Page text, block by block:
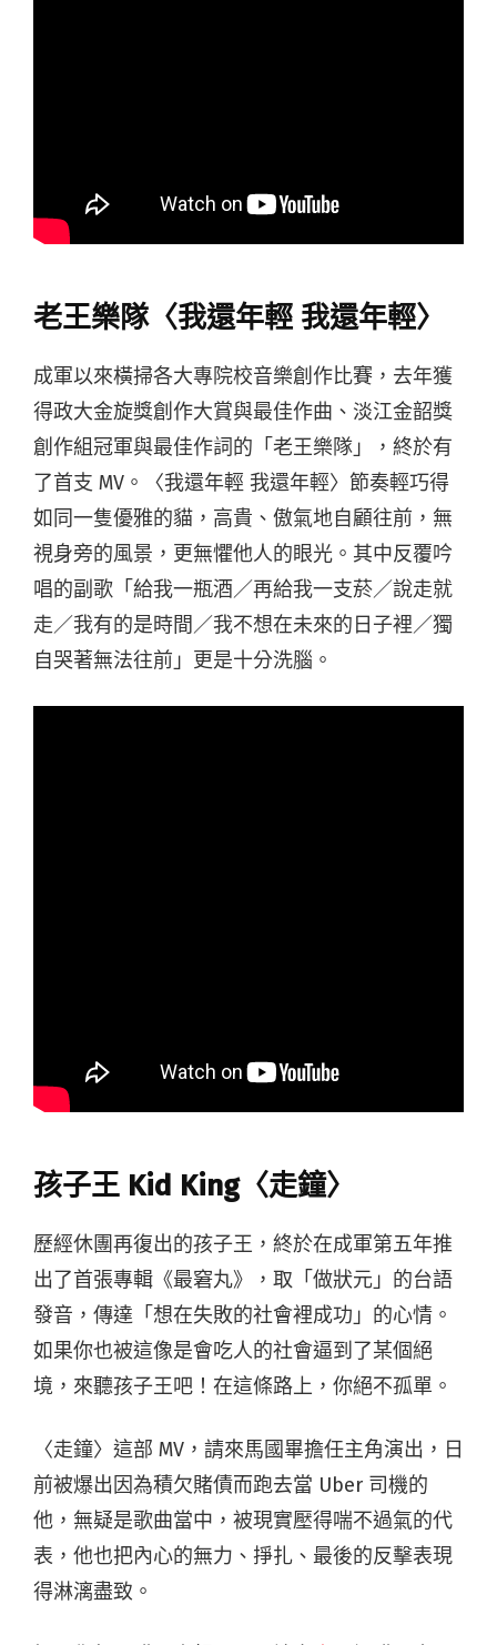
老王樂隊〈我還年輕 我還年輕〉
成軍以來橫掃各大專院校音樂創作比賽，去年獲
得政大金旋獎創作大賞與最佳作曲、淡江金韶獎
創作組冠軍與最佳作詞的「老王樂隊」，終於有
了首支 MV。〈我還年輕 我還年輕〉節奏輕巧得
如同一隻優雅的貓，高貴、傲氣地自顧往前，無
視身旁的風景，更無懼他人的眼光。其中反覆吟
唱的副歌「給我一瓶酒／再給我一支菸／說走就
走／我有的是時間／我不想在未來的日子裡／獨
自哭著無法往前」更是十分洗腦。
孩子王 Kid King〈走鐘〉
歷經休團再復出的孩子王，終於在成軍第五年推
出了首張專輯《最窘丸》，取「做狀元」的台語
發音，傳達「想在失敗的社會裡成功」的心情。
如果你也被這像是會吃人的社會逼到了某個絕
境，來聽孩子王吧！在這條路上，你絕不孤單。
〈走鐘〉這部 MV，請來馬國畢擔任主角演出，日
前被爆出因為積欠賭債而跑去當 Uber 司機的
他，無疑是歌曲當中，被現實壓得喘不過氣的代
表，他也把內心的無力、掙扎、最後的反擊表現
得淋漓盡致。